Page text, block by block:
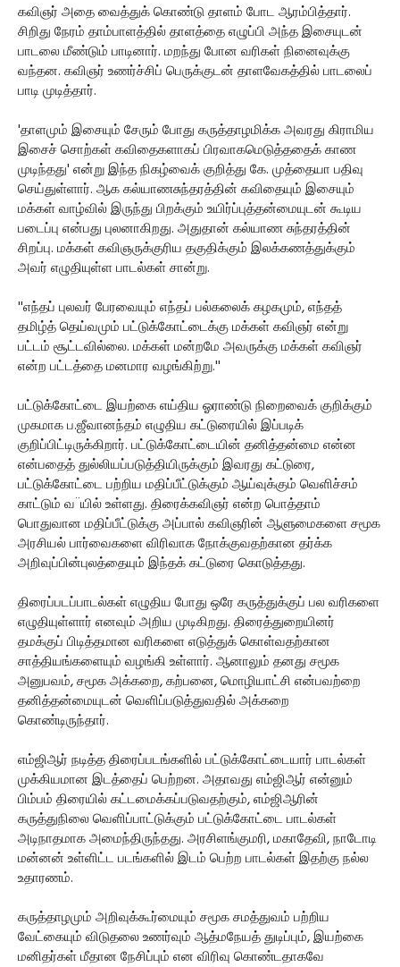
கவிஞர் அதை வைத்துக் கொண்டு தாளம் போட ஆரம்பித்தார்.
சிறிது நேரம் தாம்பாளத்தில் தாளத்தை எழுப்பி அந்த இசையுடன்
பாடலை மீண்டும் பாடினார். மறந்து போன வரிகள் நினைவுக்கு
வந்தன. கவிஞர் உணர்ச்சிப் பெருக்குடன் தாளவேகத்தில் பாடலைப்
பாடி முடித்தார்.
'தாளமும் இசையும் சேரும் போது கருத்தாழமிக்க அவரது கிராமிய
இசைச் சொற்கள் கவிதைகளாகப் பிரவாகமெடுத்ததைக் காண
முடிந்தது' என்று இந்த நிகழ்வைக் குறித்து கே. முத்தையா பதிவு
செய்துள்ளார். ஆக கல்யாணசுந்தரத்தின் கவிதையும் இசையும்
மக்கள் வாழ்வில் இருந்து பிறக்கும் உயிர்ப்புத்தன்மையுடன் கூடிய
படைப்பு என்பது புலனாகிறது. அதுதான் கல்யாண சுந்தரத்தின்
சிறப்பு. மக்கள் கவிஞருக்குரிய தகுதிக்கும் இலக்கணத்துக்கும்
அவர் எழுதியுள்ள பாடல்கள் சான்று.
''எந்தப் புலவர் பேரவையும் எந்தப் பல்கலைக் கழகமும், எந்தத்
தமிழ்த் தெய்வமும் பட்டுக்கோட்டைக்கு மக்கள் கவிஞர் என்று
பட்டம் சூட்டவில்லை. மக்கள் மன்றமே அவருக்கு மக்கள் கவிஞர்
என்ற பட்டத்தை மனமார வழங்கிற்று.''
பட்டுக்கோட்டை இயற்கை எய்திய ஓராண்டு நிறைவைக் குறிக்கும்
முகமாக ப.ஜீவானந்தம் எழுதிய கட்டுரையில் இப்படிக்
குறிப்பிட்டிருக்கிறார். பட்டுக்கோட்டையின் தனித்தன்மை என்ன
என்பதைத் துல்லியப்படுத்தியிருக்கும் இவரது கட்டுரை,
பட்டுக்கோட்டை பற்றிய மதிப்பீட்டுக்கும் ஆய்வுக்கும் வெளிச்சம்
காட்டும் வ¨யில் உள்ளது. திரைக்கவிஞர் என்ற பொத்தாம்
பொதுவான மதிப்பீட்டுக்கு அப்பால் கவிஞரின் ஆளுமைகளை சமூக
அரசியல் பார்வைகளை விரிவாக நோக்குவதற்கான தர்க்க
அறிவுப்பின்புலத்தையும் இந்தக் கட்டுரை கொடுத்தது.
திரைப்படப்பாடல்கள் எழுதிய போது ஒரே கருத்துக்குப் பல வரிகளை
எழுதியுள்ளார் எனவும் அறிய முடிகிறது. திரைத்துறையினர்
தமக்குப் பிடித்தமான வரிகளை எடுத்துக் கொள்வதற்கான
சாத்தியங்களையும் வழங்கி உள்ளார். ஆனாலும் தனது சமூக
அனுபவம், சமூக அக்கறை, கற்பனை, மொழியாட்சி என்பவற்றை
தனித்தன்மையுடன் வெளிப்படுத்துவதில் அக்கறை
கொண்டிருந்தார்.
எம்ஜிஆர் நடித்த திரைப்படங்களில் பட்டுக்கோட்டையார் பாடல்கள்
முக்கியமான இடத்தைப் பெற்றன. அதாவது எம்ஜிஆர் என்னும்
பிம்பம் திரையில் கட்டமைக்கப்படுவதற்கும், எம்ஜிஆரின்
கருத்துநிலை வெளிப்பாட்டுக்கும் பட்டுக்கோட்டை பாடல்கள்
அடிநாதமாக அமைந்திருந்தது. அரசிளங்குமரி, மகாதேவி, நாடோடி
மன்னன் உள்ளிட்ட படங்களில் இடம் பெற்ற பாடல்கள் இதற்கு நல்ல
உதாரணம்.
கருத்தாழமும் அறிவுக்கூர்மையும் சமூக சமத்துவம் பற்றிய
வேட்கையும் விடுதலை உணர்வும் ஆத்மநேயத் துடிப்பும், இயற்கை
மனிதர்கள் மீதான நேசிப்பும் என விரிவு கொண்டதாகவே